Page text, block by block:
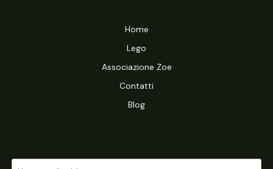
Home
Lego
Associazione Zoe
Contatti
Blog